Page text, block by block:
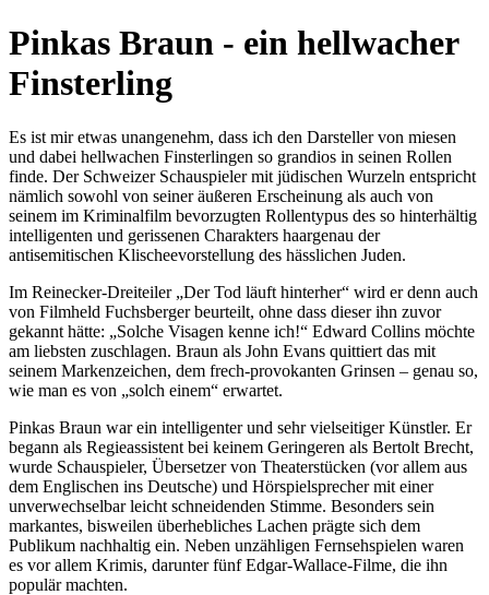
Pinkas Braun - ein hellwacher
Finsterling
Es ist mir etwas unangenehm, dass ich den Darsteller von miesen
und dabei hellwachen Finsterlingen so grandios in seinen Rollen
finde. Der Schweizer Schauspieler mit jüdischen Wurzeln entspricht
nämlich sowohl von seiner äußeren Erscheinung als auch von
seinem im Kriminalfilm bevorzugten Rollentypus des so hinterhältig
intelligenten und gerissenen Charakters haargenau der
antisemitischen Klischeevorstellung des hässlichen Juden.
Im Reinecker-Dreiteiler „Der Tod läuft hinterher“ wird er denn auch
von Filmheld Fuchsberger beurteilt, ohne dass dieser ihn zuvor
gekannt hätte: „Solche Visagen kenne ich!“ Edward Collins möchte
am liebsten zuschlagen. Braun als John Evans quittiert das mit
seinem Markenzeichen, dem frech-provokanten Grinsen – genau so,
wie man es von „solch einem“ erwartet.
Pinkas Braun war ein intelligenter und sehr vielseitiger Künstler. Er
begann als Regieassistent bei keinem Geringeren als Bertolt Brecht,
wurde Schauspieler, Übersetzer von Theaterstücken (vor allem aus
dem Englischen ins Deutsche) und Hörspielsprecher mit einer
unverwechselbar leicht schneidenden Stimme. Besonders sein
markantes, bisweilen überhebliches Lachen prägte sich dem
Publikum nachhaltig ein. Neben unzähligen Fernsehspielen waren
es vor allem Krimis, darunter fünf Edgar-Wallace-Filme, die ihn
populär machten.